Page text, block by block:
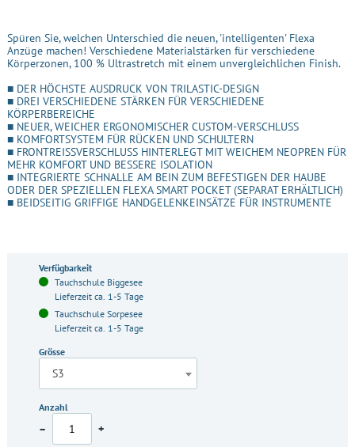
Spüren Sie, welchen Unterschied die neuen, 'intelligenten' Flexa
Anzüge machen! Verschiedene Materialstärken für verschiedene
Körperzonen, 100 % Ultrastretch mit einem unvergleichlichen Finish.
■ DER HÖCHSTE AUSDRUCK VON TRILASTIC-DESIGN
■ DREI VERSCHIEDENE STÄRKEN FÜR VERSCHIEDENE
KÖRPERBEREICHE
■ NEUER, WEICHER ERGONOMISCHER CUSTOM-VERSCHLUSS
■ KOMFORTSYSTEM FÜR RÜCKEN UND SCHULTERN
■ FRONTREISSVERSCHLUSS HINTERLEGT MIT WEICHEM NEOPREN FÜR
MEHR KOMFORT UND BESSERE ISOLATION
■ INTEGRIERTE SCHNALLE AM BEIN ZUM BEFESTIGEN DER HAUBE
ODER DER SPEZIELLEN FLEXA SMART POCKET (SEPARAT ERHÄLTLICH)
■ BEIDSEITIG GRIFFIGE HANDGELENKEINSÄTZE FÜR INSTRUMENTE
Verfügbarkeit
Tauchschule Biggesee
Lieferzeit ca. 1-5 Tage
Tauchschule Sorpesee
Lieferzeit ca. 1-5 Tage
Grösse
S3
Anzahl
– +